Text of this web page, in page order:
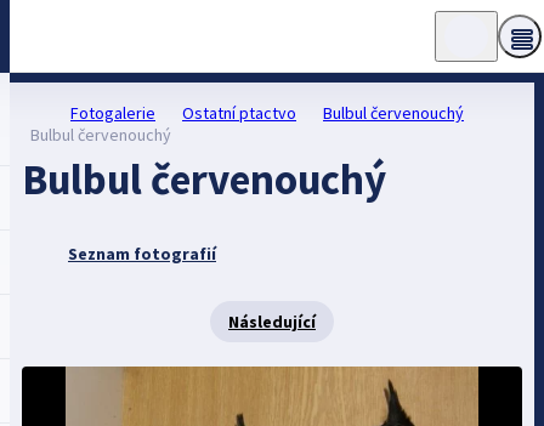
Fotogalerie Ostatní ptactvo
Bulbul červenouchý
Bulbul červenouchý
Bulbul červenouchý
Seznam fotografií
Následující